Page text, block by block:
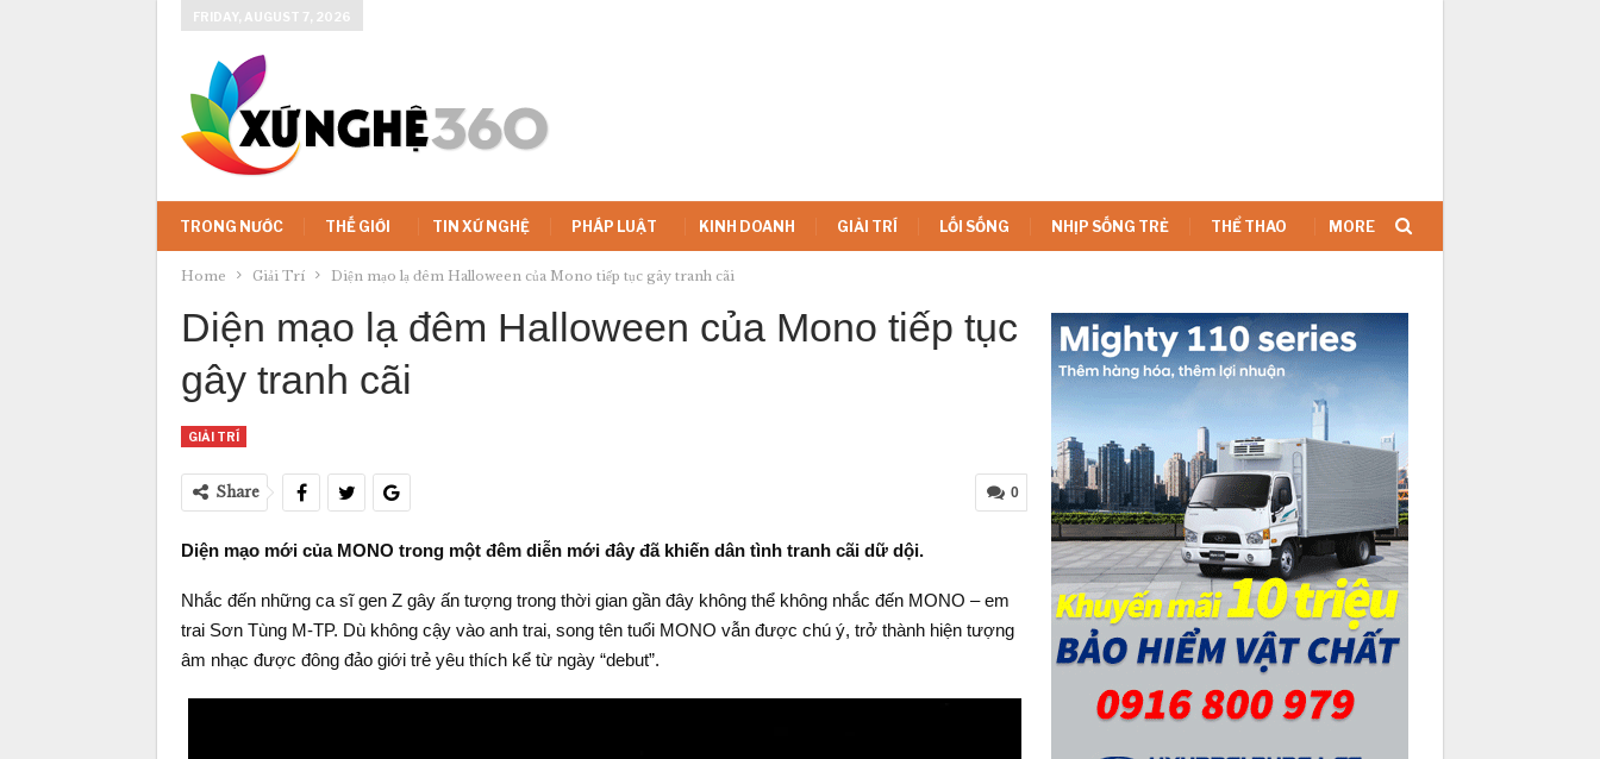
FRIDAY, AUGUST 7, 2026
TRONG NƯỚC THẾ GIỚI TIN XỨ NGHỆ PHÁP LUẬT KINH DOANH GIẢI TRÍ LỐI SỐNG NHỊP SỐNG TRẺ THỂ THAO MORE
Home Giải Trí Diện mạo lạ đêm Halloween của Mono tiếp tục gây tranh cãi
Diện mạo lạ đêm Halloween của Mono tiếp tục
gây tranh cãi
GIẢI TRÍ
0
Share
Diện mạo mới của MONO trong một đêm diễn mới đây đã khiến dân tình tranh cãi dữ dội.
Nhắc đến những ca sĩ gen Z gây ấn tượng trong thời gian gần đây không thể không nhắc đến MONO – em
trai Sơn Tùng M-TP. Dù không cậy vào anh trai, song tên tuổi MONO vẫn được chú ý, trở thành hiện tượng
âm nhạc được đông đảo giới trẻ yêu thích kể từ ngày “debut”.